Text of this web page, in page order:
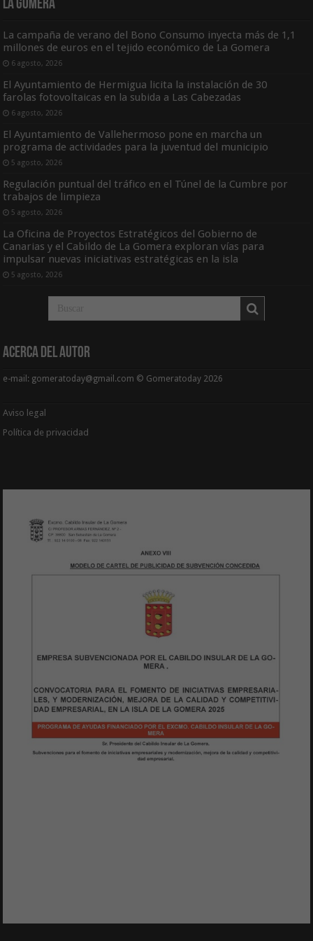
La Gomera
La campaña de verano del Bono Consumo inyecta más de 1,1
millones de euros en el tejido económico de La Gomera
6 agosto, 2026
El Ayuntamiento de Hermigua licita la instalación de 30
farolas fotovoltaicas en la subida a Las Cabezadas
6 agosto, 2026
El Ayuntamiento de Vallehermoso pone en marcha un
programa de actividades para la juventud del municipio
5 agosto, 2026
Regulación puntual del tráfico en el Túnel de la Cumbre por
trabajos de limpieza
5 agosto, 2026
La Oficina de Proyectos Estratégicos del Gobierno de
Canarias y el Cabildo de La Gomera exploran vías para
impulsar nuevas iniciativas estratégicas en la isla
5 agosto, 2026
Acerca del Autor
e-mail: gomeratoday@gmail.com © Gomeratoday 2026
Aviso legal
Política de privacidad